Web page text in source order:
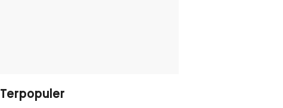
Terpopuler